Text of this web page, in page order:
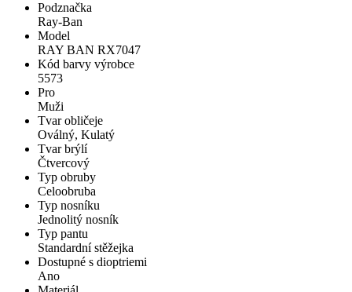
Podznačka
Ray-Ban
Model
RAY BAN RX7047
Kód barvy výrobce
5573
Pro
Muži
Tvar obličeje
Oválný, Kulatý
Tvar brýlí
Čtvercový
Typ obruby
Celoobruba
Typ nosníku
Jednolitý nosník
Typ pantu
Standardní stěžejka
Dostupné s dioptriemi
Ano